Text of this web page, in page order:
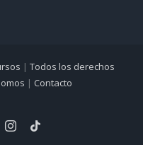
| Todos los derechos
| Contacto
Instagram
Tiktok